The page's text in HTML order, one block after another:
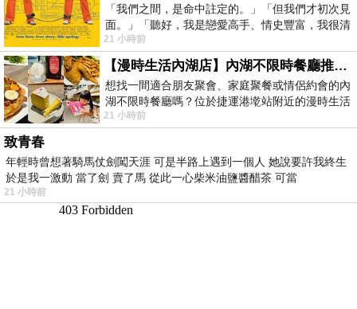
「我們之間，是命中註定的。」「但我們才初次見
面。」「聽好，我是戀愛高手、情史豐富，我很清
楚這種感覺，你我之間的那種感覺，現
21 小時前
【漫時生活內湖店】內湖不限時餐廳推薦｜捷運港墘站美食，聚餐、約會、家庭聚會首選，正餐甜點一次滿足
想找一間適合朋友聚會、家庭聚餐或情侶約會的內
湖不限時餐廳嗎？位於捷運港墘站附近的漫時生活
內湖店，從捷運站步行約4分鐘即可抵
21 小時前
致青春
年輕時曾想著騎馬仗劍闖天涯 可是半路上遇到一個人 她說要許我終生
於是我一激動 當了劍 賣了馬 從此一心柴米油鹽醬醋茶 可當
21 小時前